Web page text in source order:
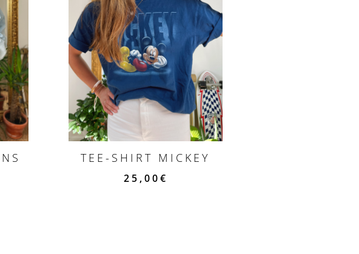
TEE-SHIRT MICKEY
25,00€